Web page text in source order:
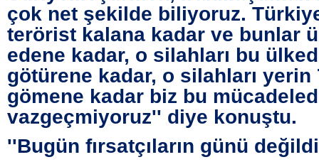
çok net şekilde biliyoruz.
terörist kalana kadar ve bunlar
edene kadar, o silahları bu
götürene kadar, o silahları
gömene kadar biz bu
vazgeçmiyoruz'' diye konuştu.
''Bugün fırsatçıların günü